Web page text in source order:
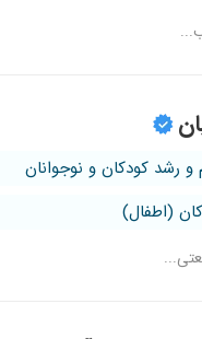
و رشد کودکان و نوجوانان
(اطفال)